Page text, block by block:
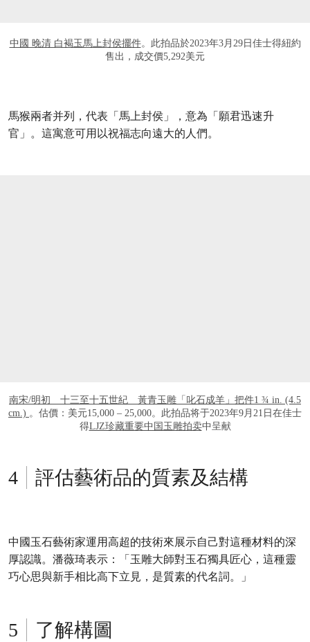
中國 晚清 白褐玉馬上封侯擺件。此拍品於2023年3月29日佳士得紐約
售出，成交價5,292美元
馬猴兩者并列，代表「馬上封侯」，意為「願君迅速升
官」。這寓意可用以祝福志向遠大的人們。
南宋/明初 十三至十五世紀 黃青玉雕「叱石成羊」把件1 ¾ in. (4.5
cm.) 。估價：美元15,000 – 25,000。此拍品将于2023年9月21日在佳士
得LJZ珍藏重要中国玉雕拍卖中呈献
評估藝術品的質素及結構
中國玉石藝術家運用高超的技術來展示自己對這種材料的深
厚認識。潘薇琦表示：「玉雕大師對玉石獨具匠心，這種靈
巧心思與新手相比高下立見，是質素的代名詞。」
了解構圖